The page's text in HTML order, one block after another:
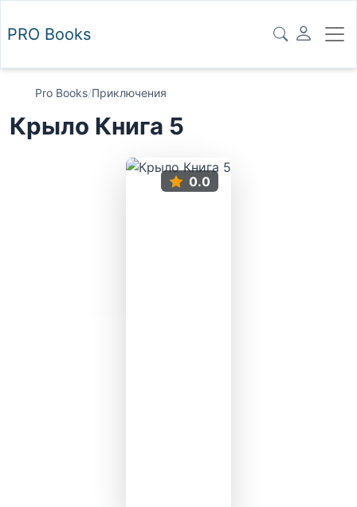
PRO Books
Pro Books/Приключения
Крыло Книга 5
0.0